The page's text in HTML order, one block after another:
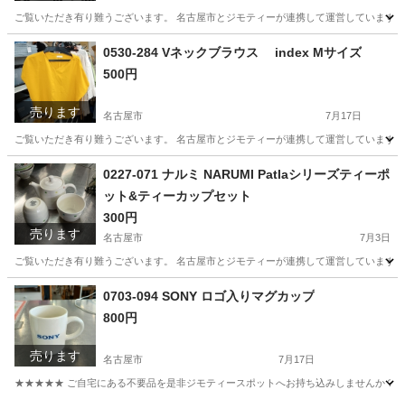
ご覧いただき有り難うございます。 名古屋市とジモティーが連携して運営してい
愛知 名古屋市 インテリア雑貨/小物 リユース
売ります
0530-284 Vネックブラウス index Mサイズ
500円
名古屋市 7月17日
ご覧いただき有り難うございます。 名古屋市とジモティーが連携して運営してい
愛知 名古屋市
売ります
0227-071 ナルミ NARUMI Patlaシリーズティーポ
ット&ティーカップセット
300円
名古屋市 7月3日
ご覧いただき有り難うございます。 名古屋市とジモティーが連携して運営していま
愛知 名古屋市
売ります
0703-094 SONY ロゴ入りマグカップ
800円
名古屋市 7月17日
★★★★★ ご自宅にある不要品を是非ジモティースポットへお持ち込みしませんか？